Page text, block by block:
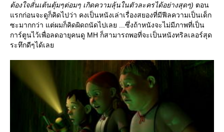
ต้องใจสั่นเต้นตุ้มๆต่อมๆ เกิดความลุ้นในตัวละครได้อย่างสุดๆ) ตอน
รกก่อนจะดูก็คิดไปว่า คงเป็นหนังเล่าเรื่องสยองที่มีฟีลความเป็นเด็ก
ซะมากกว่า แต่ผมก็คิดผิดถนัดไปเลย ...ซึ่งถ้าหนังจะไม่มีภาพที่เป็น
การ์ตูนไว้เพื่อลดอายุคนดู MH ก็สามารถพอที่จะเป็นหนังทริลเลอร์สุด
ระทึกดีๆได้เล